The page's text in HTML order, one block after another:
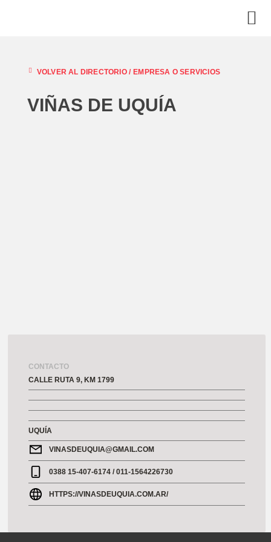
VOLVER AL DIRECTORIO / EMPRESA O SERVICIOS
VIÑAS DE UQUÍA
CONTACTO
CALLE RUTA 9, KM 1799
UQUÍA
VINASDEUQUIA@GMAIL.COM
0388 15-407-6174 / 011-1564226730
HTTPS://VINASDEUQUIA.COM.AR/